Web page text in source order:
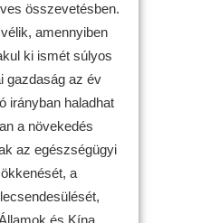
összevetésben.
amennyiben
ki ismét súlyos
gazdaság az év
irányban haladhat
a növekedés
az egészségügyi
a
és Kína